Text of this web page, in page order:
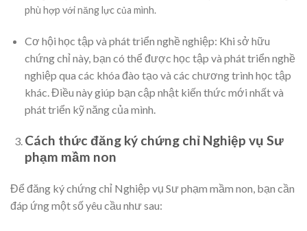
phù hợp với năng lực của mình.
Cơ hội học tập và phát triển nghề nghiệp: Khi sở hữu
chứng chỉ này, bạn có thể được học tập và phát triển nghề
nghiệp qua các khóa đào tạo và các chương trình học tập
khác. Điều này giúp bạn cập nhật kiến thức mới nhất và
phát triển kỹ năng của mình.
Cách thức đăng ký chứng chỉ Nghiệp vụ Sư
phạm mầm non
Để đăng ký chứng chỉ Nghiệp vụ Sư phạm mầm non, bạn cần
đáp ứng một số yêu cầu như sau: